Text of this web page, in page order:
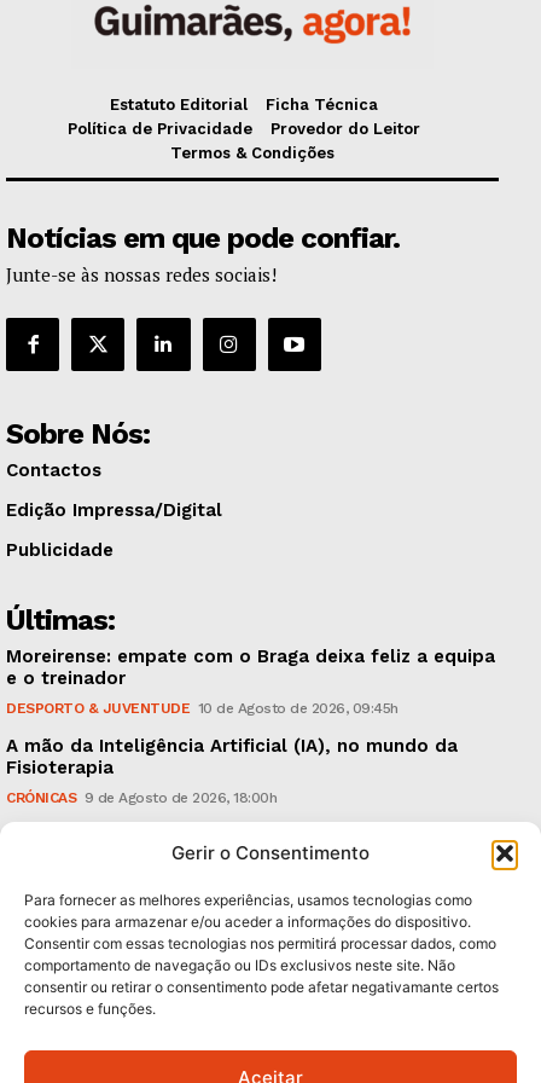
Gerir o Consentimento
Para fornecer as melhores experiências, usamos tecnologias como
cookies para armazenar e/ou aceder a informações do dispositivo.
Consentir com essas tecnologias nos permitirá processar dados, como
comportamento de navegação ou IDs exclusivos neste site. Não
consentir ou retirar o consentimento pode afetar negativamante certos
recursos e funções.
Aceitar
Estatuto Editorial
Ficha Técnica
Política de Privacidade
Provedor do Leitor
Termos & Condições
Notícias em que pode confiar.
Junte-se às nossas redes sociais!
Sobre Nós:
Contactos
Edição Impressa/Digital
Publicidade
Últimas:
Moreirense: empate com o Braga deixa feliz a equipa
e o treinador
DESPORTO & JUVENTUDE 10 de Agosto de 2026, 09:45h
A mão da Inteligência Artificial (IA), no mundo da
Fisioterapia
CRÓNICAS 9 de Agosto de 2026, 18:00h
18.926 espectadores
Subscreva Newsletter: